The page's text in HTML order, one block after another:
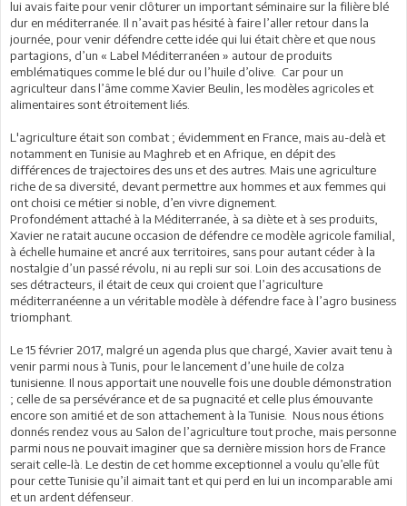
lui avais faite pour venir clôturer un important séminaire sur la filière blé
dur en méditerranée. Il n’avait pas hésité à faire l’aller retour dans la
journée, pour venir défendre cette idée qui lui était chère et que nous
partagions, d’un « Label Méditerranéen » autour de produits
emblématiques comme le blé dur ou l’huile d’olive. Car pour un
agriculteur dans l’âme comme Xavier Beulin, les modèles agricoles et
alimentaires sont étroitement liés.
L'agriculture était son combat ; évidemment en France, mais au-delà et
notamment en Tunisie au Maghreb et en Afrique, en dépit des
différences de trajectoires des uns et des autres. Mais une agriculture
riche de sa diversité, devant permettre aux hommes et aux femmes qui
ont choisi ce métier si noble, d’en vivre dignement.
Profondément attaché à la Méditerranée, à sa diète et à ses produits,
Xavier ne ratait aucune occasion de défendre ce modèle agricole familial,
à échelle humaine et ancré aux territoires, sans pour autant céder à la
nostalgie d’un passé révolu, ni au repli sur soi. Loin des accusations de
ses détracteurs, il était de ceux qui croient que l’agriculture
méditerranéenne a un véritable modèle à défendre face à l’agro business
triomphant.
Le 15 février 2017, malgré un agenda plus que chargé, Xavier avait tenu à
venir parmi nous à Tunis, pour le lancement d’une huile de colza
tunisienne. Il nous apportait une nouvelle fois une double démonstration
; celle de sa persévérance et de sa pugnacité et celle plus émouvante
encore son amitié et de son attachement à la Tunisie. Nous nous étions
donnés rendez vous au Salon de l’agriculture tout proche, mais personne
parmi nous ne pouvait imaginer que sa dernière mission hors de France
serait celle-là. Le destin de cet homme exceptionnel a voulu qu’elle fût
pour cette Tunisie qu’il aimait tant et qui perd en lui un incomparable ami
et un ardent défenseur.